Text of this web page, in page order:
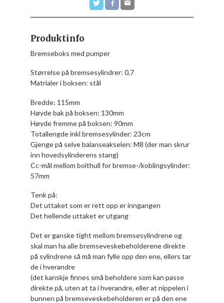
Produktinfo
Bremseboks med pumper
Størrelse på bremsesylindrer: 0,7
Matrialer i boksen: stål
Bredde: 115mm
Høyde bak på boksen: 130mm
Høyde fremme på boksen: 90mm
Totallengde inkl bremsesylinder: 23cm
Gjenge på selve balanseakselen: M8 (der man skrur
inn hovedsylinderens stang)
Cc-mål mellom bolthull for bremse-/koblingsylinder:
57mm
Tenk på:
Det uttaket som er rett opp er inngangen
Det hellende uttaket er utgang
Det er ganske tight mellom bremsesylindrene og
skal man ha alle bremseveskebeholderene direkte
på sylindrene så må man fylle opp den ene, ellers tar
de i hverandre
(det kanskje finnes små beholdere som kan passe
direkte på, uten at ta i hverandre, eller at nippelen i
bunnen på bremseveskebeholderen er på den ene